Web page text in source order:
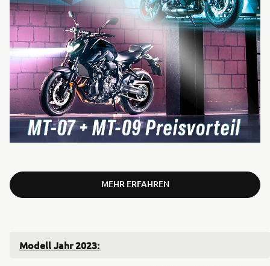
MEHR ERFAHREN
Modell Jahr 2023: